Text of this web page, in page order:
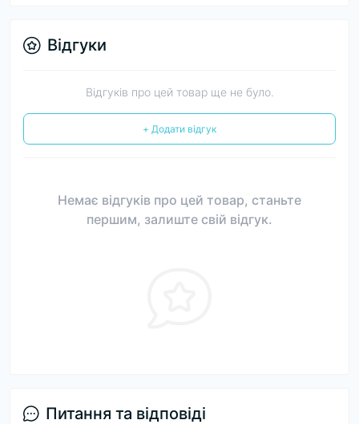
Відгуки
Відгуків про цей товар ще не було.
+ Додати відгук
Немає відгуків про цей товар, станьте
першим, залиште свій відгук.
Питання та відповіді